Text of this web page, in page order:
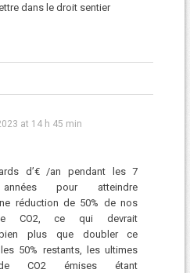
dans le droit sentier
at 14 h 45 min
d’€ /an pendant les 7
années pour atteindre
réduction de 50% de nos
CO2, ce qui devrait
bien plus que doubler ce
50% restants, les ultimes
CO2 émises étant